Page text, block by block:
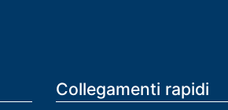
Collegamenti rapidi